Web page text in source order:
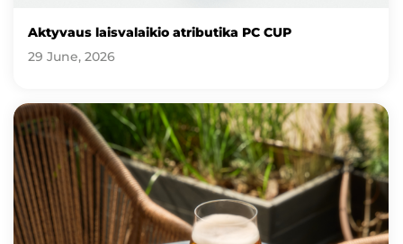
Aktyvaus laisvalaikio atributika PC CUP
29 June, 2026